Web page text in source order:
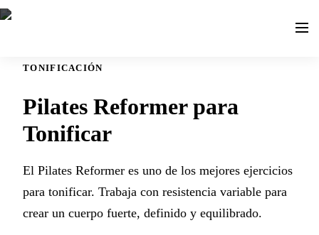
TONIFICACIÓN
Pilates Reformer para
Tonificar
El Pilates Reformer es uno de los mejores ejercicios
para tonificar. Trabaja con resistencia variable para
crear un cuerpo fuerte, definido y equilibrado.